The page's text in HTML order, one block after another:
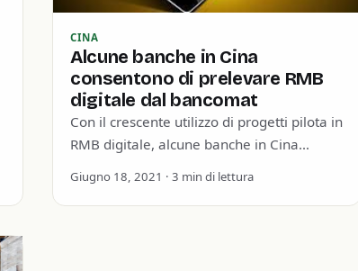
CINA
Alcune banche in Cina
consentono di prelevare RMB
digitale dal bancomat
Con il crescente utilizzo di progetti pilota in
RMB digitale, alcune banche in Cina
contanti dal loro…
Giugno 18, 2021 · 3 min di lettura